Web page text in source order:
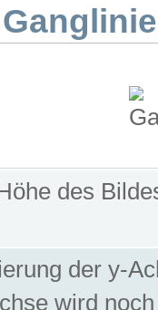
des
der y-
wird